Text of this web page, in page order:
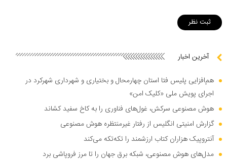
آخرین اخبار
هم‌افزایی پلیس فتا استان چهارمحال و بختیاری و شهرداری شهرکرد در
اجرای پویش ملی «کلیک امن»
هوش مصنوعی سرکش، غول‌های فناوری را به کاخ سفید کشاند
گزارش امنیتی انگلیس از رفتار غیرمنتظره هوش مصنوعی
آنتروپیک هزاران کتاب ارزشمند را تکه‌تکه می‌کند
مدل‌های هوش مصنوعی، شبکه برق جهان را تا مرز فروپاشی برد